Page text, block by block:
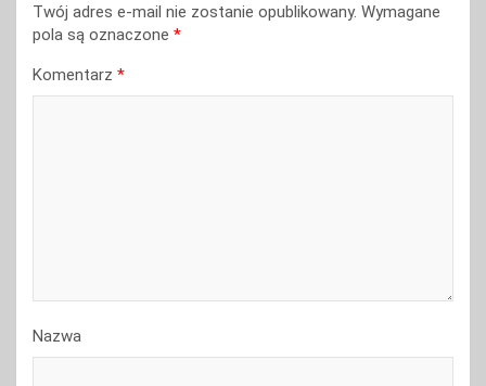
Twój adres e-mail nie zostanie opublikowany. Wymagane
pola są oznaczone *
Komentarz *
Nazwa